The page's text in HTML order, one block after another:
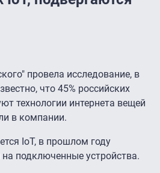
провела исследование, в
что 45% российских
технологии интернета вещей
в компании.
IoT, в прошлом году
подключенные устройства.